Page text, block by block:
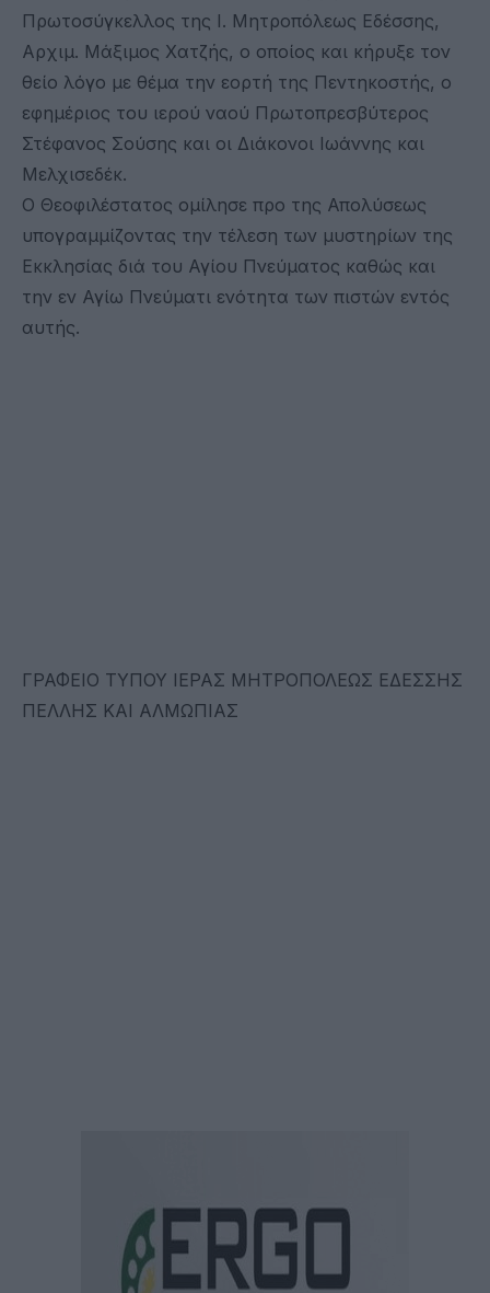
Πρωτοσύγκελλος της Ι. Μητροπόλεως Εδέσσης,
Αρχιμ. Μάξιμος Χατζής, ο οποίος και κήρυξε τον
θείο λόγο με θέμα την εορτή της Πεντηκοστής, ο
εφημέριος του ιερού ναού Πρωτοπρεσβύτερος
Στέφανος Σούσης και οι Διάκονοι Ιωάννης και
Μελχισεδέκ.
Ο Θεοφιλέστατος ομίλησε προ της Απολύσεως
υπογραμμίζοντας την τέλεση των μυστηρίων της
Εκκλησίας διά του Αγίου Πνεύματος καθώς και
την εν Αγίω Πνεύματι ενότητα των πιστών εντός
αυτής.
ΓΡΑΦΕΙΟ ΤΥΠΟΥ ΙΕΡΑΣ ΜΗΤΡΟΠΟΛΕΩΣ ΕΔΕΣΣΗΣ
ΠΕΛΛΗΣ ΚΑΙ ΑΛΜΩΠΙΑΣ